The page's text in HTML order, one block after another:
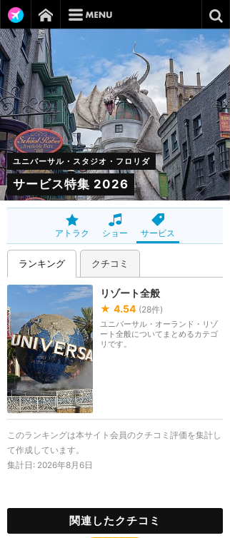
ユニバーサル・スタジオ・フロリダ
サービス特集 2026
アトラク ショー サービス
ランキング クチコミ
リゾート全般
★ 4.54 (28件)
ユニバーサル・オーランド・リゾ
ート全般についてまとめるカテゴ
リです。
このランキングは本サイト会員のクチコミ評価を集計し
て作成しています。
集計日: 2026年8月6日
関連したクチコミ